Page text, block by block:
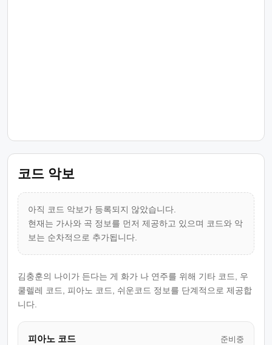
코드 악보
아직 코드 악보가 등록되지 않았습니다.
현재는 가사와 곡 정보를 먼저 제공하고 있으며 코드와 악
보는 순차적으로 추가됩니다.
김충훈의 나이가 든다는 게 화가 나 연주를 위해 기타 코드, 우
쿨렐레 코드, 피아노 코드, 쉬운코드 정보를 단계적으로 제공합
니다.
피아노 코드 준비중